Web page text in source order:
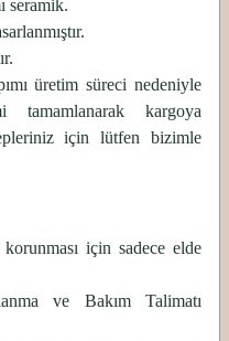
seramik.
üretim süreci nedeniyle
kargoya
için lütfen bizimle
için sadece elde
ve Bakım Talimatı